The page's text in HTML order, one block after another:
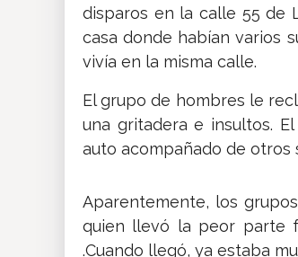
disparos en la calle 55 de
casa donde habían varios
vivía en la misma calle.
El grupo de hombres le
una gritadera e insultos.
auto acompañado de otros
Aparentemente, los
quien llevó la peor parte
.Cuando llegó, ya estaba